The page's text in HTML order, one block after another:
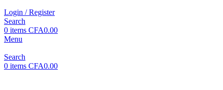
Login / Register
Search
0 items CFA0.00
Menu
Search
0 items CFA0.00